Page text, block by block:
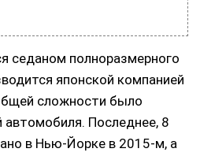
седаном полноразмерного
японской компанией
сложности было
Последнее, 8
в Нью-Йорке в 2015-м, а